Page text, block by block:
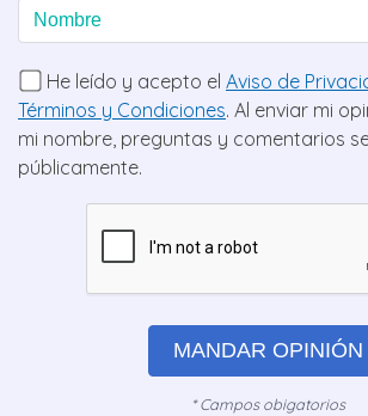
He leído y acepto el Aviso de
Términos y Condiciones. Al enviar mi
mi nombre, preguntas y comentarios
públicamente.
MANDAR OPINIÓN
* Campos obigatorios